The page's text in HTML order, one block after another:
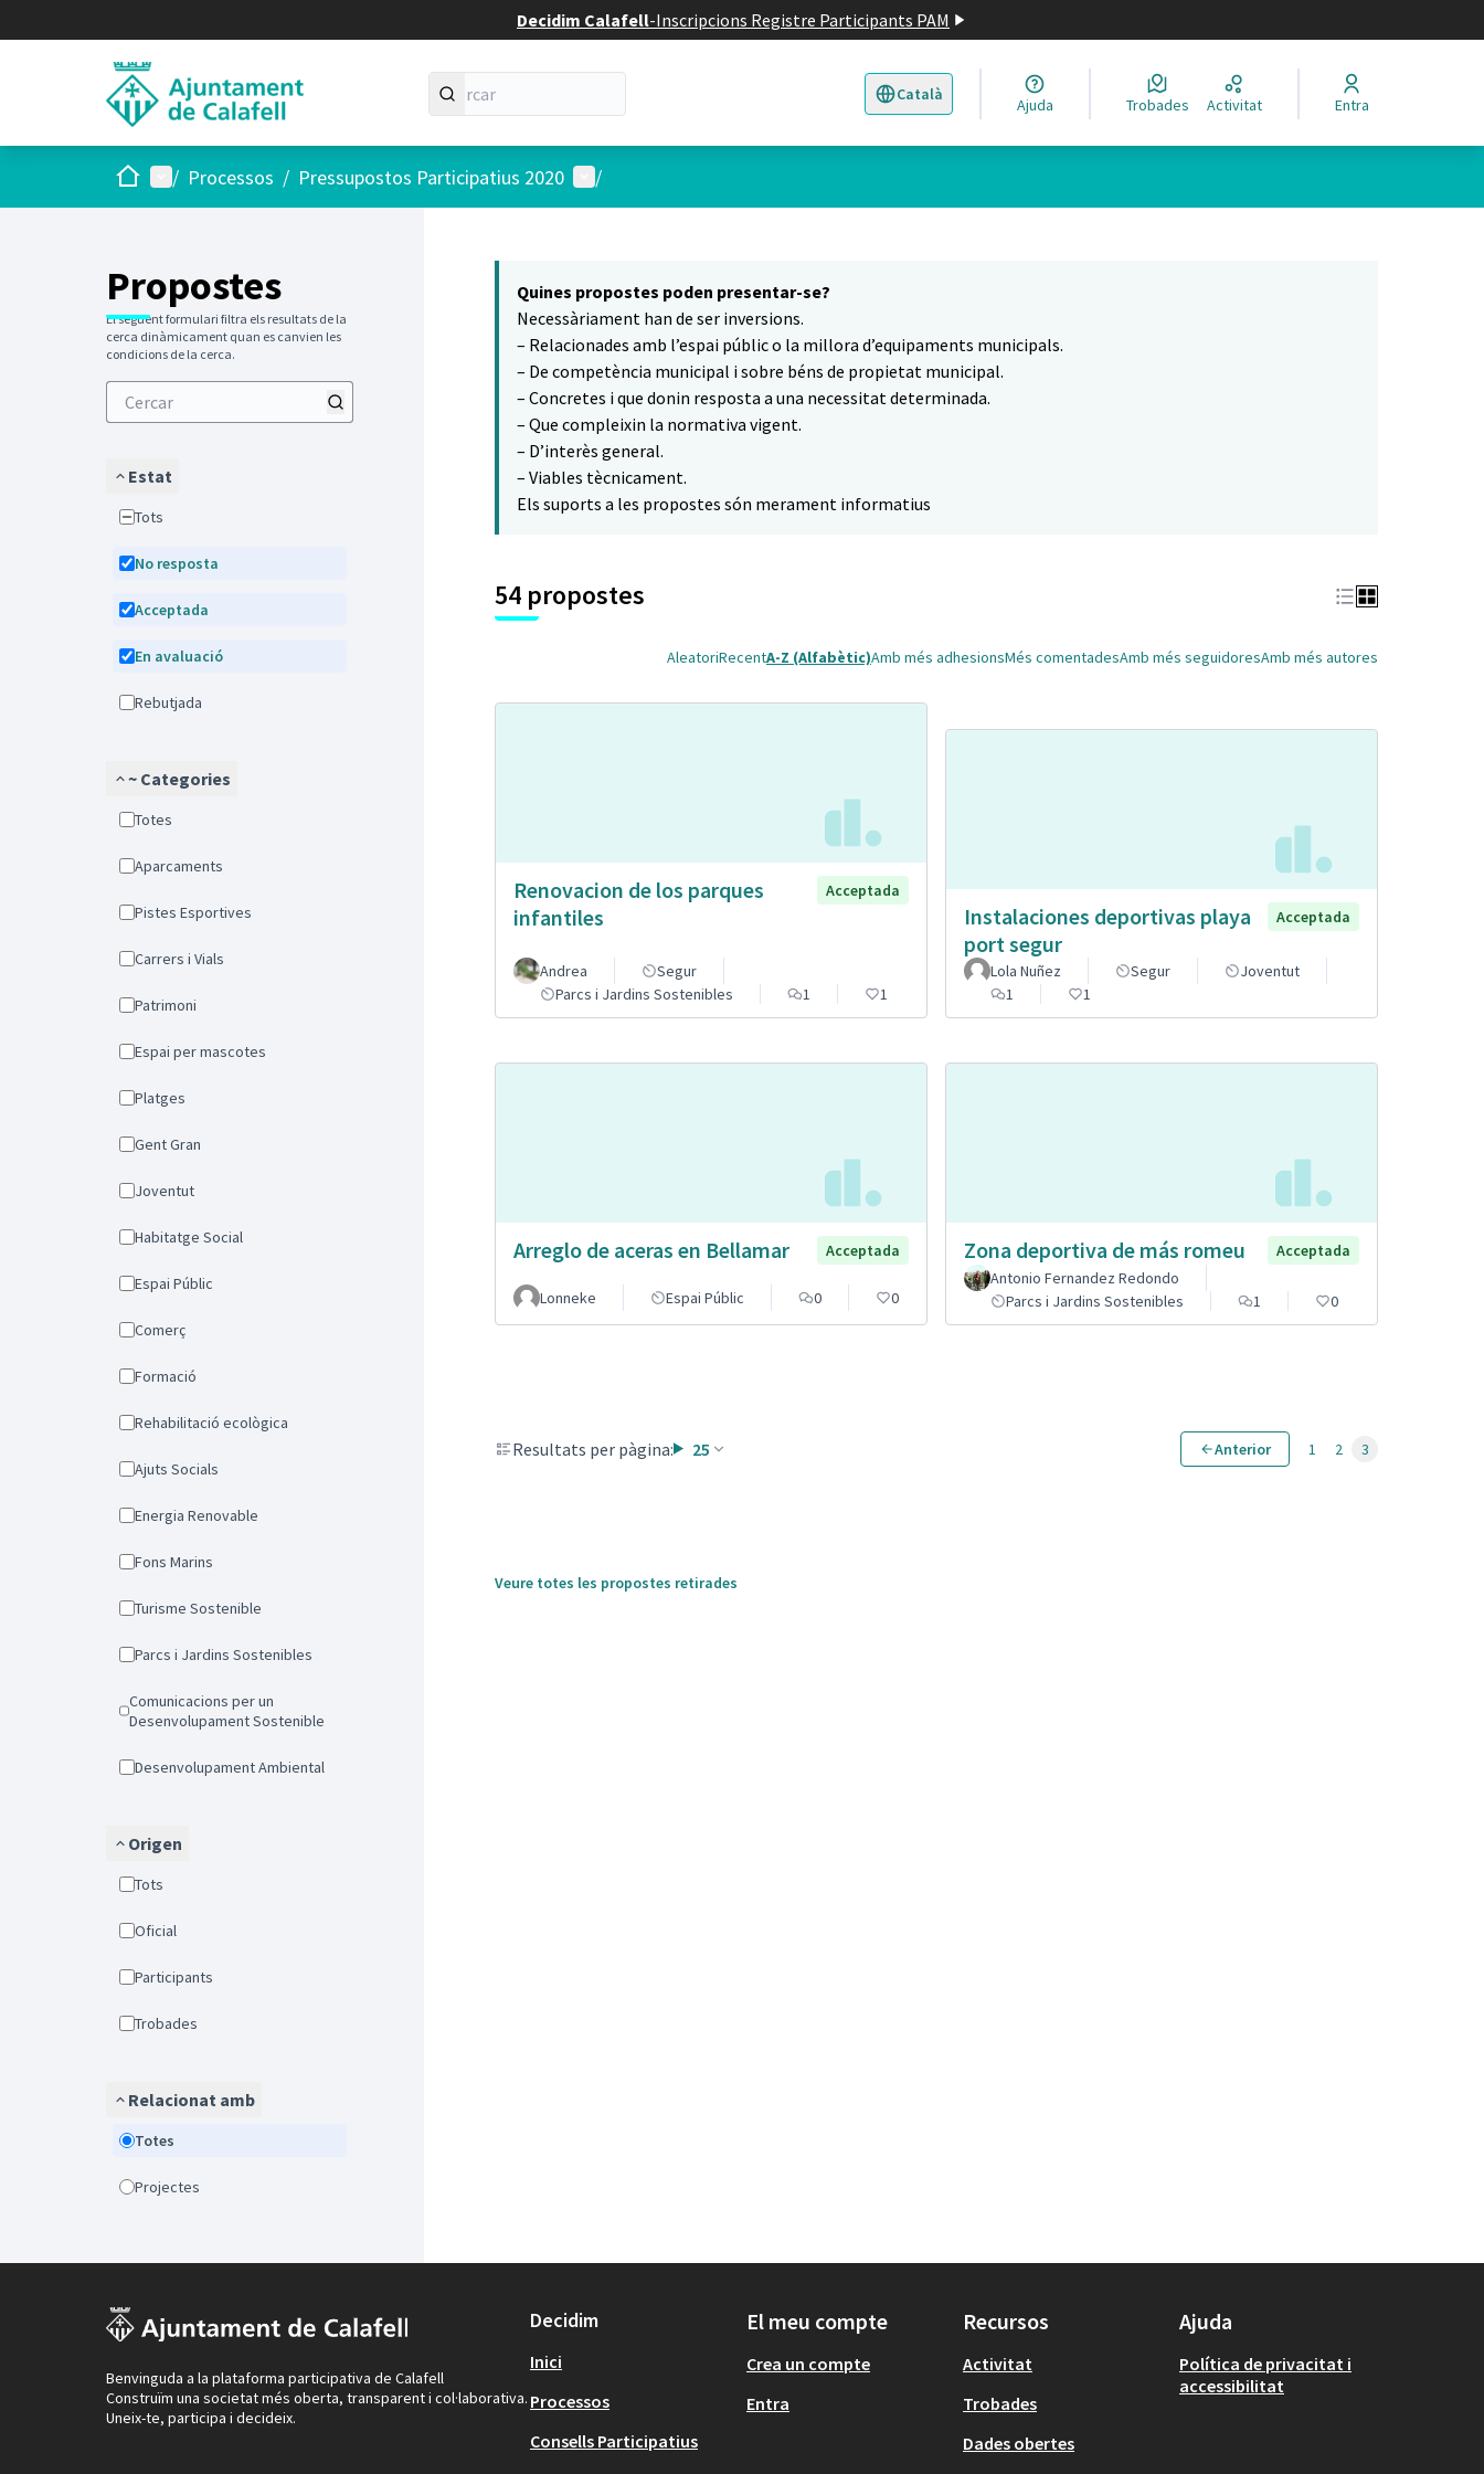
Decidim Calafell-Inscripcions Registre Participants PAM
Català
Triar la llengua Elegir el idioma
Ajuda Trobades Activitat Entra
Inici Menú principal
/ Processos / Pressupostos Participatius 2020 Menú d'usuari
/
Propostes
El següent formulari filtra els resultats de la
cerca dinàmicament quan es canvien les
condicions de la cerca.
Estat
Tots
No resposta
Acceptada
En avaluació
Rebutjada
~ Categories
Totes
Aparcaments
Pistes Esportives
Carrers i Vials
Patrimoni
Espai per mascotes
Platges
Gent Gran
Joventut
Habitatge Social
Espai Públic
Comerç
Formació
Rehabilitació ecològica
Ajuts Socials
Energia Renovable
Fons Marins
Turisme Sostenible
Parcs i Jardins Sostenibles
Comunicacions per un
Desenvolupament Sostenible
Desenvolupament Ambiental
Origen
Tots
Oficial
Participants
Trobades
Relacionat amb
Totes
Projectes
Quines propostes poden presentar-se?
Necessàriament han de ser inversions.
– Relacionades amb l’espai públic o la millora d’equipaments municipals.
– De competència municipal i sobre béns de propietat municipal.
– Concretes i que donin resposta a una necessitat determinada.
– Que compleixin la normativa vigent.
– D’interès general.
– Viables tècnicament.
Els suports a les propostes són merament informatius
54 propostes
AleatoriRecentA-Z (Alfabètic)Amb més adhesionsMés comentadesAmb més seguidoresAmb més autores
Renovacion de los parques
infantiles
Acceptada
Andrea
Segur
Parcs i Jardins Sostenibles
1 1
Instalaciones deportivas playa
port segur
Acceptada
Lola Nuñez Segur
Joventut
1
1
Arreglo de aceras en Bellamar Acceptada
Lonneke Espai Públic 0 0
Zona deportiva de más romeu
Acceptada
Antonio Fernandez Redondo
Parcs i Jardins Sostenibles
1 0
Resultats per pàgina: 25 Anterior 1 2 3
Veure totes les propostes retirades
Benvinguda a la plataforma participativa de Calafell
Construïm una societat més oberta, transparent i col·laborativa.
Uneix-te, participa i decideix.
Decidim
Inici
Processos
Consells Participatius
El meu compte
Crea un compte
Entra
Recursos
Activitat
Trobades
Dades obertes
Ajuda
Política de privacitat i
accessibilitat